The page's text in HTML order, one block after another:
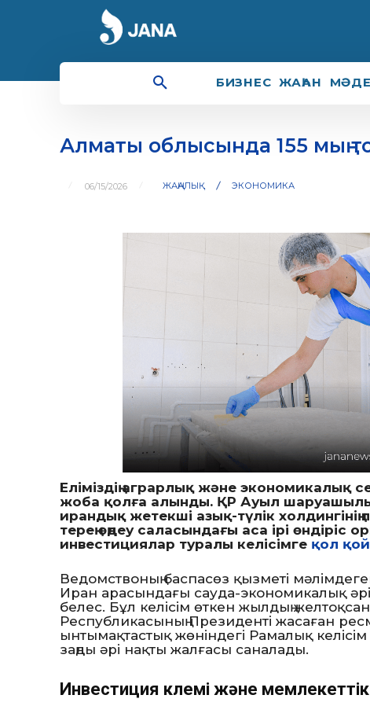
БИЗНЕС ЖАҺАН
Алматы облысында 155 мың
06/15/2026 ЖАҢАЛЫҚ ЭКОНОМИКА
Еліміздің аграрлық және
жоба қолға алынды. ҚР Ауыл
ирандық жетекші азық-түлік
терең өңдеу саласындағы аса ірі өндіріс
инвестициялар туралы келісімге қол
Ведомствоның баспасөз қызметі
Иран арасындағы сауда-экономикалық
белес. Бұл келісім өткен жылдың
Республикасының Президенті жасаған
ынтымақтастық жөніндегі Рамалық
заңды әрі нақты жалғасы саналады.
Инвестиция көлемі және